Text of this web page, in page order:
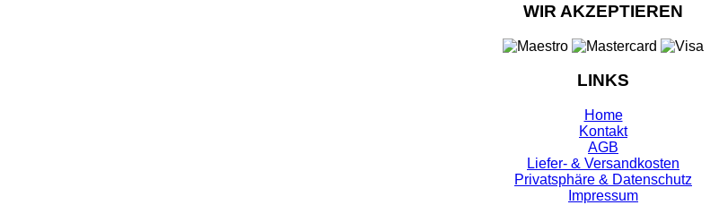
WIR AKZEPTIEREN
LINKS
Home
Kontakt
AGB
Liefer- & Versandkosten
Privatsphäre & Datenschutz
Impressum